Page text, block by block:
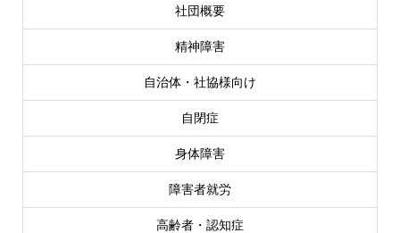
社団概要
精神障害
自治体・社協様向け
自閉症
身体障害
障害者就労
高齢者・認知症